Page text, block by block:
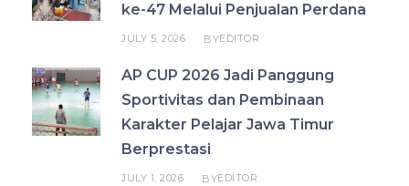
ke-47 Melalui Penjualan Perdana
JULY 5, 2026 BYEDITOR
AP CUP 2026 Jadi Panggung
Sportivitas dan Pembinaan
Karakter Pelajar Jawa Timur
Berprestasi
JULY 1, 2026 BYEDITOR